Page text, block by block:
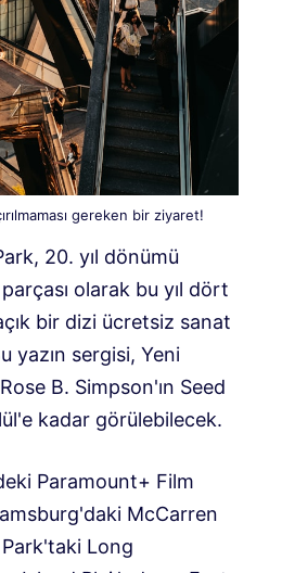
gereken bir ziyaret!
20. yıl dönümü
olarak bu yıl dört
bir dizi ücretsiz sanat
yazın sergisi, Yeni
B. Simpson'ın Seed
kadar görülebilecek.
Paramount+ Film
McCarren
Long